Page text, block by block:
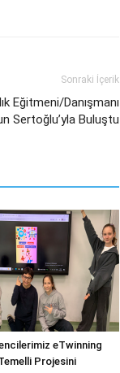
Sonraki İçerik
Eğitmeni/Danışmanı
Sertoğlu’yla Buluştu
eTwinning
Projesini